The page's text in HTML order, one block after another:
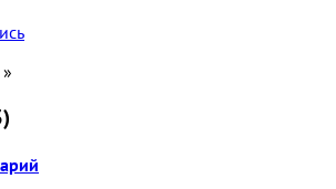
»
)